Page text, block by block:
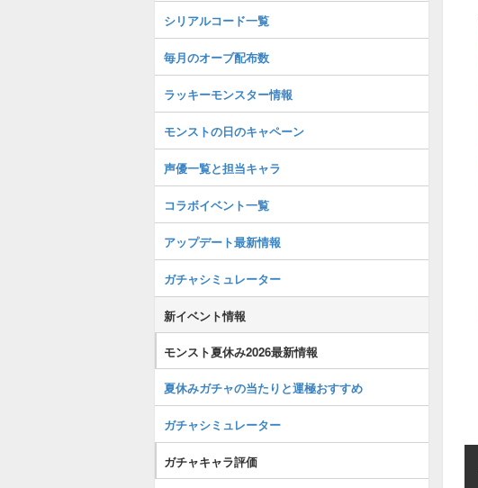
シリアルコード一覧
毎月のオーブ配布数
ラッキーモンスター情報
モンストの日のキャペーン
声優一覧と担当キャラ
コラボイベント一覧
アップデート最新情報
ガチャシミュレーター
新イベント情報
モンスト夏休み2026最新情報
夏休みガチャの当たりと運極おすすめ
ガチャシミュレーター
ガチャキャラ評価